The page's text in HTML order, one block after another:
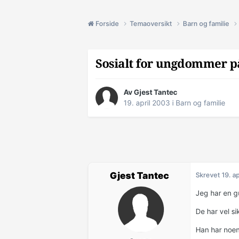
Forside Temaoversikt Barn og familie
Sosialt for ungdommer
Av Gjest Tantec
19. april 2003 i Barn og familie
Gjest Tantec Skrevet19.
Jeg har en
De har vel
Han har